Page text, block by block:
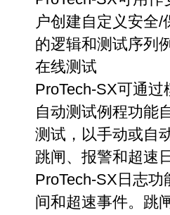
户创建自定义安全
的逻辑和测试序列
在线测试
ProTech-SX可通
自动测试例程功能
测试，以手动或自
跳闸、报警和超速
ProTech-SX日志
间和超速事件。跳